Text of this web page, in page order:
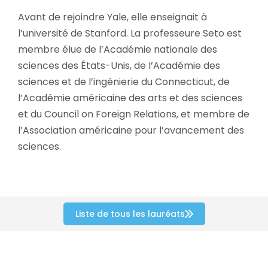
Avant de rejoindre Yale, elle enseignait à
l’université de Stanford. La professeure Seto est
membre élue de l’Académie nationale des
sciences des États-Unis, de l’Académie des
sciences et de l’ingénierie du Connecticut, de
l’Académie américaine des arts et des sciences
et du Council on Foreign Relations, et membre de
l’Association américaine pour l’avancement des
sciences.
Liste de tous les lauréats